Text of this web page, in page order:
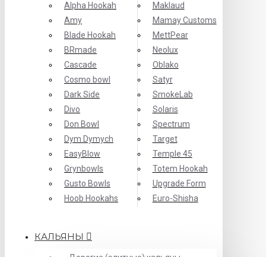
Alpha Hookah
Amy
Blade Hookah
BRmade
Cascade
Cosmo bowl
Dark Side
Divo
Don Bowl
Dym Dymych
EasyBlow
Grynbowls
Gusto Bowls
Hoob Hookahs
Maklaud
Mamay Customs
MettPear
Neolux
Oblako
Satyr
SmokeLab
Solaris
Spectrum
Target
Temple 45
Totem Hookah
Upgrade Form
Еuro-Shisha
КАЛЬЯНЫ